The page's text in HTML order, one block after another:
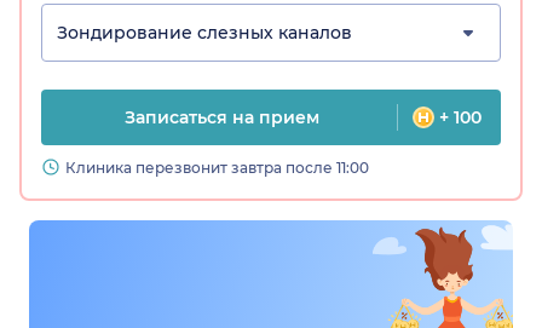
Зондирование слезных каналов
Записаться на прием + 100
Клиника перезвонит завтра после 11:00